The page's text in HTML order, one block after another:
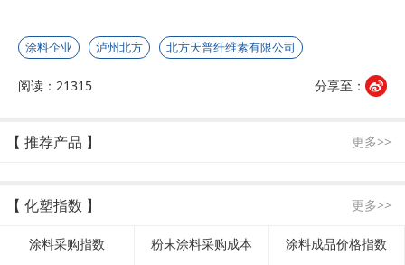
涂料企业 泸州北方 北方天普纤维素有限公司
阅读：21315 分享至：
【 推荐产品 】 更多>>
【 化塑指数 】 更多>>
涂料采购指数 粉末涂料采购成本 涂料成品价格指数